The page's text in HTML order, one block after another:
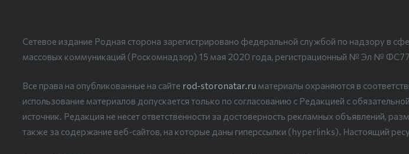
Сетевое издание Родная сторона зарегистрировано федеральной службой по надзору в
массовых коммуникаций (Роскомнадзор) 15 мая 2020 года, регистрационный № Эл №
Все права на опубликованные на сайте rod-storonatar.ru материалы охраняются в
использование материалов допускается только по согласованию с Редакцией с
источник. Редакция не несет ответственности за достоверность рекламных объявлений,
также за содержание веб-сайтов, на которые даны гиперссылки (hyperlinks). Настоящий